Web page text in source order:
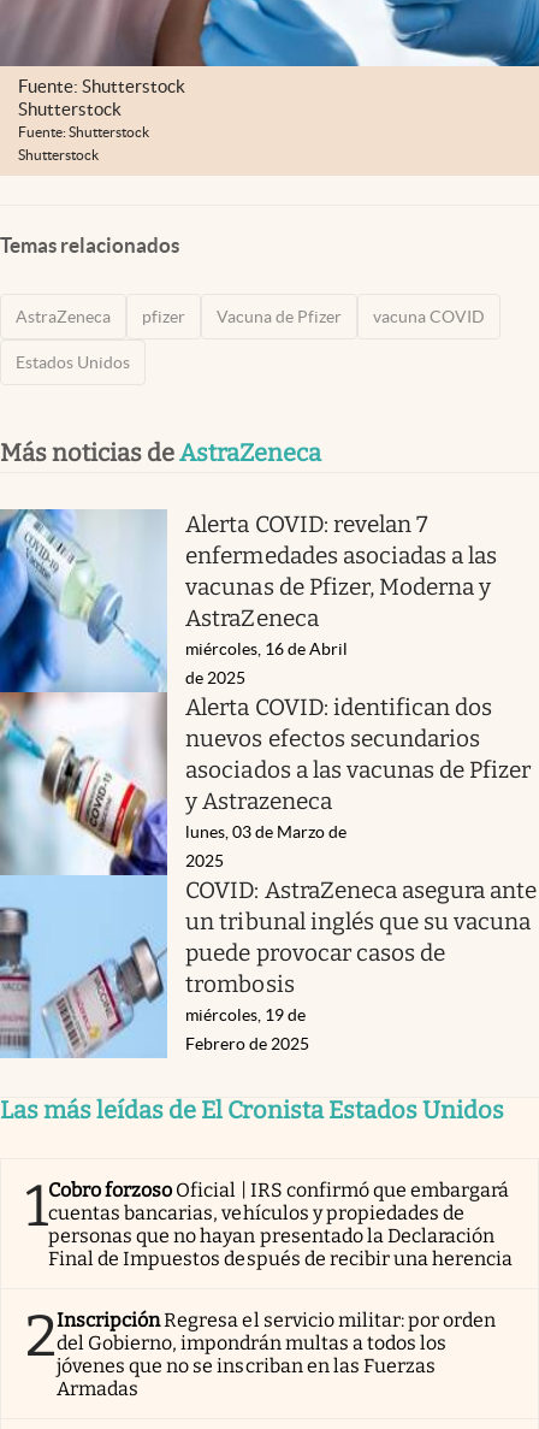
Fuente: Shutterstock
Shutterstock
Fuente: Shutterstock
Shutterstock
Temas relacionados
AstraZeneca pfizer Vacuna de Pfizer vacuna COVID
Estados Unidos
Más noticias deAstraZeneca
Alerta COVID: revelan 7
enfermedades asociadas a las
vacunas de Pfizer, Moderna y
AstraZeneca
miércoles, 16 de Abril
de 2025
Alerta COVID: identifican dos
nuevos efectos secundarios
asociados a las vacunas de Pfizer
y Astrazeneca
lunes, 03 de Marzo de
2025
COVID: AstraZeneca asegura ante
un tribunal inglés que su vacuna
puede provocar casos de
trombosis
miércoles, 19 de
Febrero de 2025
Las más leídas de El Cronista Estados Unidos
1Cobro forzoso Oficial | IRS confirmó que embargará
cuentas bancarias, vehículos y propiedades de
personas que no hayan presentado la Declaración
Final de Impuestos después de recibir una herencia
2InscripciónRegresa el servicio militar: por orden
del Gobierno, impondrán multas a todos los
jóvenes que no se inscriban en las Fuerzas
Armadas